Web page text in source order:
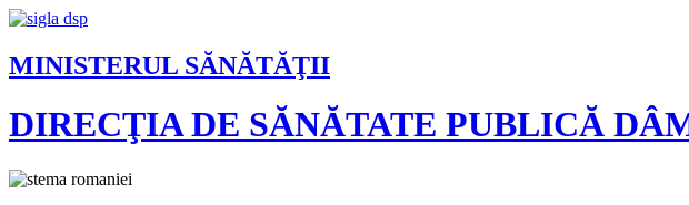
MINISTERUL SĂNĂTĂŢII
DIRECŢIA DE SĂNĂTATE PUBLICĂ